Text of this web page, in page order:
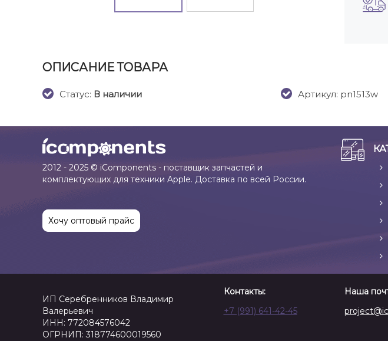
ОПИСАНИЕ ТОВАРА
Cтатус: В наличии Артикул: pn1513w
2012 - 2025 © iComponents - поставщик запчастей и
комплектующих для техники Apple. Доставка по всей России.
Хочу оптовый прайс
ИП Серебренников Владимир
Валерьевич
ИНН: 772084576042
ОГРНИП: 318774600019560
Контакты:
+7 (991) 641-42-45
Наша